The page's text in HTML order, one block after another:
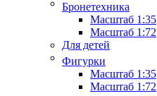
Бронетехника
Масштаб 1:35
Масштаб 1:72
Для детей
Фигурки
Масштаб 1:35
Масштаб 1:72